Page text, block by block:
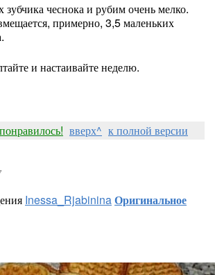
зубчика чеснока и рубим очень мелко.
примерно, 3,5 маленьких
и настаивайте неделю.
понравилось! вверх^ к полной версии
Inessa_RjabininaОригинальное